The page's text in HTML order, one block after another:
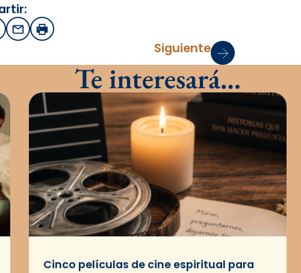
EmailImprimir
Siguiente
Te interesará…
Cinco películas de cine espiritual para